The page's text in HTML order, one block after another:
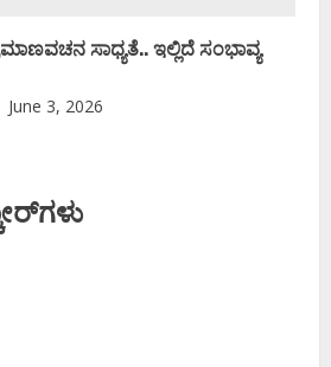
ಸಾಧ್ಯತೆ.. ಇಲ್ಲಿದೆ ಸಂಭಾವ್ಯ
June 3, 2026